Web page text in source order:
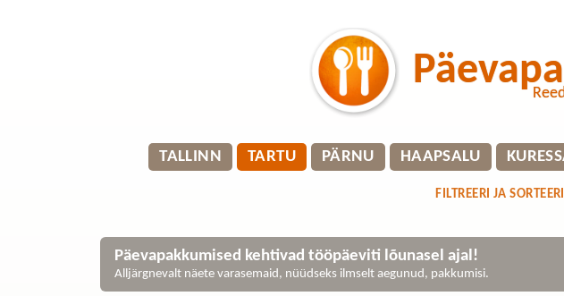
TALLINN TARTU PÄRNU HAAPSALU
FILTREERI JA SORTEERI
Päevapakkumised kehtivad tööpäeviti lõunasel ajal!
Alljärgnevalt näete varasemaid, nüüdseks ilmselt aegunud, pakkumisi.